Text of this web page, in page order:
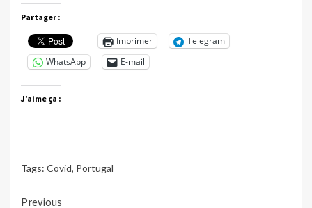
Partager :
Imprimer
Telegram
WhatsApp
E-mail
J’aime ça :
Tags: Covid, Portugal
Previous